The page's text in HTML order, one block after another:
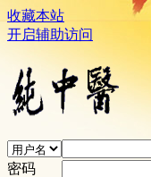
收藏本站
开启辅助访问
密码